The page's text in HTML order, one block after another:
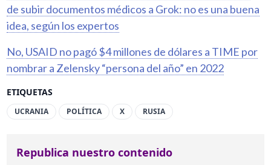
ETIQUETAS
UCRANIA POLÍTICA X RUSIA
de subir documentos médicos a Grok: no es una buena
idea, según los expertos
No, USAID no pagó $4 millones de dólares a TIME por
nombrar a Zelensky “persona del año” en 2022
Republica nuestro contenido